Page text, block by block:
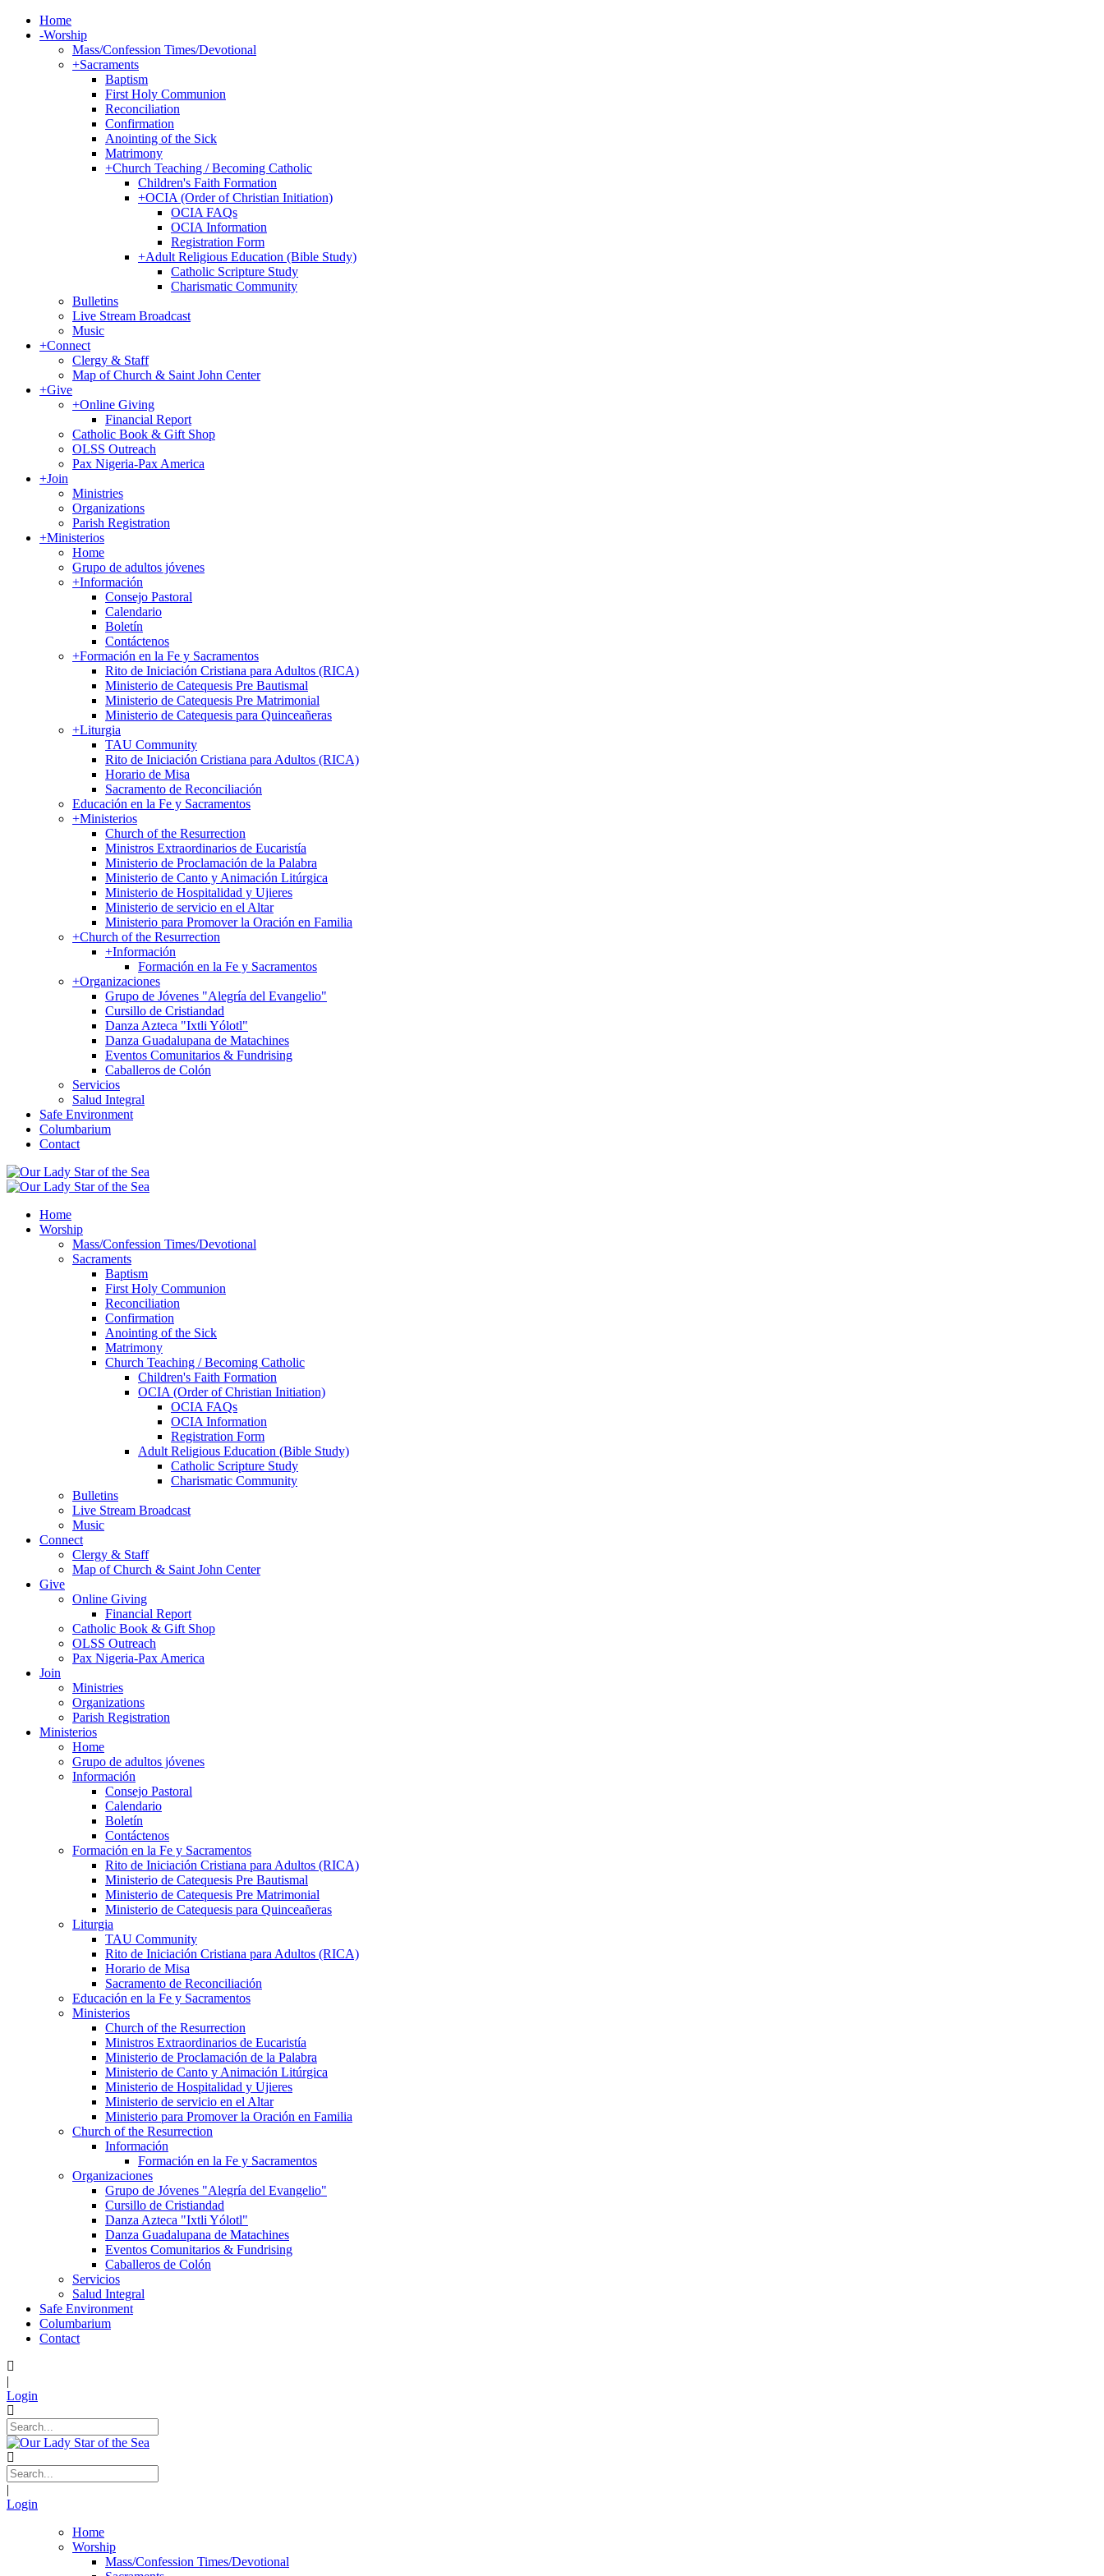
Home
-Worship
Mass/Confession Times/Devotional
+Sacraments
Baptism
First Holy Communion
Reconciliation
Confirmation
Anointing of the Sick
Matrimony
+Church Teaching / Becoming Catholic
Children's Faith Formation
+OCIA (Order of Christian Initiation)
OCIA FAQs
OCIA Information
Registration Form
+Adult Religious Education (Bible Study)
Catholic Scripture Study
Charismatic Community
Bulletins
Live Stream Broadcast
Music
+Connect
Clergy & Staff
Map of Church & Saint John Center
+Give
+Online Giving
Financial Report
Catholic Book & Gift Shop
OLSS Outreach
Pax Nigeria-Pax America
+Join
Ministries
Organizations
Parish Registration
+Ministerios
Home
Grupo de adultos jóvenes
+Información
Consejo Pastoral
Calendario
Boletín
Contáctenos
+Formación en la Fe y Sacramentos
Rito de Iniciación Cristiana para Adultos (RICA)
Ministerio de Catequesis Pre Bautismal
Ministerio de Catequesis Pre Matrimonial
Ministerio de Catequesis para Quinceañeras
+Liturgia
TAU Community
Rito de Iniciación Cristiana para Adultos (RICA)
Horario de Misa
Sacramento de Reconciliación
Educación en la Fe y Sacramentos
+Ministerios
Church of the Resurrection
Ministros Extraordinarios de Eucaristía
Ministerio de Proclamación de la Palabra
Ministerio de Canto y Animación Litúrgica
Ministerio de Hospitalidad y Ujieres
Ministerio de servicio en el Altar
Ministerio para Promover la Oración en Familia
+Church of the Resurrection
+Información
Formación en la Fe y Sacramentos
+Organizaciones
Grupo de Jóvenes "Alegría del Evangelio"
Cursillo de Cristiandad
Danza Azteca "Ixtli Yólotl"
Danza Guadalupana de Matachines
Eventos Comunitarios & Fundrising
Caballeros de Colón
Servicios
Salud Integral
Safe Environment
Columbarium
Contact
Home
Worship
Mass/Confession Times/Devotional
Sacraments
Baptism
First Holy Communion
Reconciliation
Confirmation
Anointing of the Sick
Matrimony
Church Teaching / Becoming Catholic
Children's Faith Formation
OCIA (Order of Christian Initiation)
OCIA FAQs
OCIA Information
Registration Form
Adult Religious Education (Bible Study)
Catholic Scripture Study
Charismatic Community
Bulletins
Live Stream Broadcast
Music
Connect
Clergy & Staff
Map of Church & Saint John Center
Give
Online Giving
Financial Report
Catholic Book & Gift Shop
OLSS Outreach
Pax Nigeria-Pax America
Join
Ministries
Organizations
Parish Registration
Ministerios
Home
Grupo de adultos jóvenes
Información
Consejo Pastoral
Calendario
Boletín
Contáctenos
Formación en la Fe y Sacramentos
Rito de Iniciación Cristiana para Adultos (RICA)
Ministerio de Catequesis Pre Bautismal
Ministerio de Catequesis Pre Matrimonial
Ministerio de Catequesis para Quinceañeras
Liturgia
TAU Community
Rito de Iniciación Cristiana para Adultos (RICA)
Horario de Misa
Sacramento de Reconciliación
Educación en la Fe y Sacramentos
Ministerios
Church of the Resurrection
Ministros Extraordinarios de Eucaristía
Ministerio de Proclamación de la Palabra
Ministerio de Canto y Animación Litúrgica
Ministerio de Hospitalidad y Ujieres
Ministerio de servicio en el Altar
Ministerio para Promover la Oración en Familia
Church of the Resurrection
Información
Formación en la Fe y Sacramentos
Organizaciones
Grupo de Jóvenes "Alegría del Evangelio"
Cursillo de Cristiandad
Danza Azteca "Ixtli Yólotl"
Danza Guadalupana de Matachines
Eventos Comunitarios & Fundrising
Caballeros de Colón
Servicios
Salud Integral
Safe Environment
Columbarium
Contact
|
Login
|
Login
Home
Worship
Mass/Confession Times/Devotional